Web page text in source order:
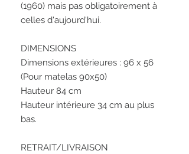
(1960) mais pas obligatoirement à
celles d'aujourd'hui.
DIMENSIONS
Dimensions extérieures : 96 x 56
(Pour matelas 90x50)
Hauteur 84 cm
Hauteur intérieure 34 cm au plus
bas.
RETRAIT/LIVRAISON